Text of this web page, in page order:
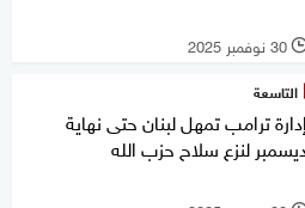
30 نوفمبر 2025
التاسعة
إدارة ترامب تمهل لبنان حتى نهاية
لنزع سلاح حزب الله